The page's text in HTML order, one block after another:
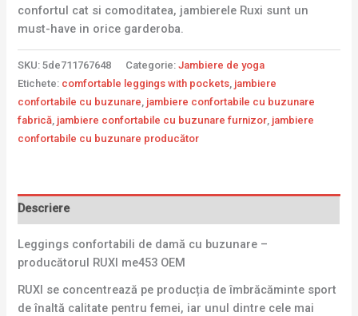
confortul cat si comoditatea, jambierele Ruxi sunt un
must-have in orice garderoba.
SKU:5de711767648 Categorie:Jambiere de yoga
Etichete: comfortable leggings with pockets jambiere
confortabile cu buzunare jambiere confortabile cu buzunare
fabrică jambiere confortabile cu buzunare furnizor jambiere
confortabile cu buzunare producător
Descriere
Leggings confortabili de damă cu buzunare –
producătorul RUXI me453 OEM
RUXI se concentrează pe producția de îmbrăcăminte sport
de înaltă calitate pentru femei, iar unul dintre cele mai